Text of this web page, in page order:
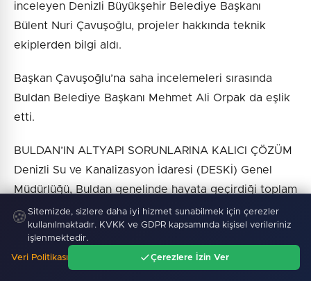
inceleyen Denizli Büyükşehir Belediye Başkanı
Bülent Nuri Çavuşoğlu, projeler hakkında teknik
ekiplerden bilgi aldı.
Başkan Çavuşoğlu’na saha incelemeleri sırasında
Buldan Belediye Başkanı Mehmet Ali Orpak da eşlik
etti.
BULDAN’IN ALTYAPI SORUNLARINA KALICI ÇÖZÜM
Denizli Su ve Kanalizasyon İdaresi (DESKİ) Genel
Müdürlüğü, Buldan genelinde hayata geçirdiği toplam
120 milyon TL’lik altyapı hamlesiyle ilçenin
sorunlarına kalıcı çözümler getiriyor.
Sel ve taşkın riskine karşı Cumhuriyet ve Gölbaşı
🍪 Sitemizde, sizlere daha iyi hizmet sunabilmek için çerezler
kullanılmaktadır. KVKK ve GDPR kapsamında kişisel verileriniz
işlenmektedir.
Veri Politikası Çerezlere İzin Ver
Gündem Ara Menü